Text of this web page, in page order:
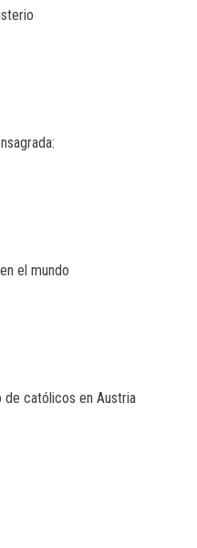
el mundo
de católicos en Austria